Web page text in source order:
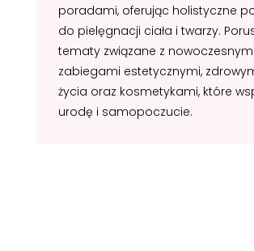
poradami, oferując holistyczne
do pielęgnacji ciała i twarzy.
tematy związane z nowoczesnymi
zabiegami estetycznymi,
życia oraz kosmetykami, które
urodę i samopoczucie.